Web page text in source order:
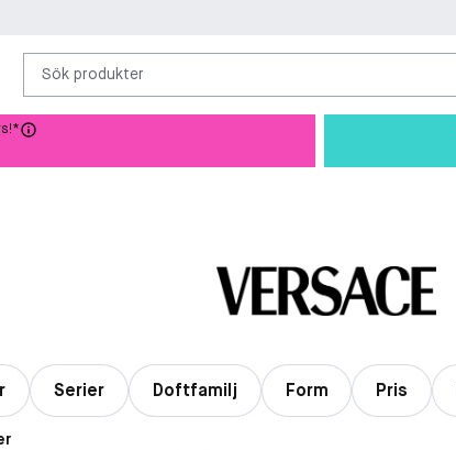
Sök produkter
Serier Doftfamilj Form Pris